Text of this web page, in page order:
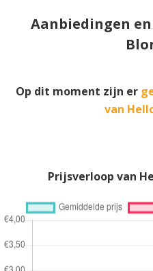
Aanbiedingen
Op dit moment zijn er
van
Prijsverloop van